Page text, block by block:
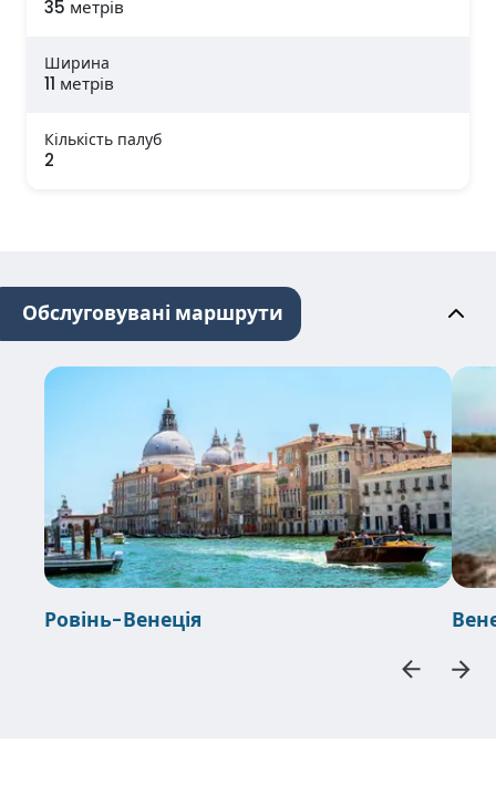
35 метрів
Ширина
11 метрів
Кількість палуб
2
Обслуговувані маршрути
Ровінь-Венеція